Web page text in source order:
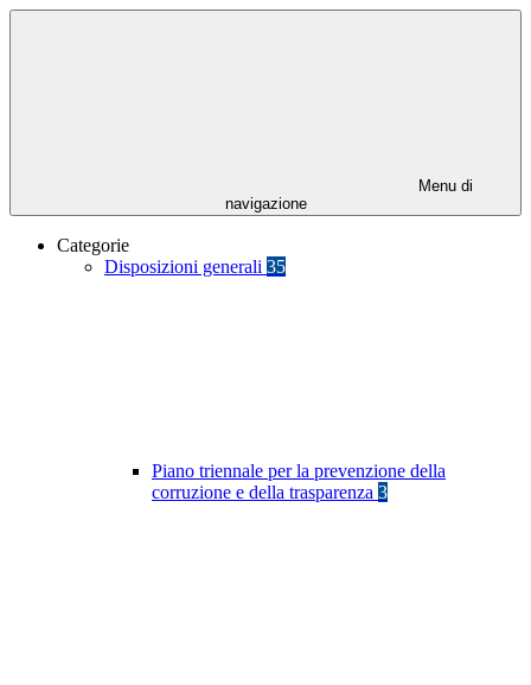
Menu di
navigazione
Categorie
Disposizioni generali 35
Piano triennale per la prevenzione della
corruzione e della trasparenza 3